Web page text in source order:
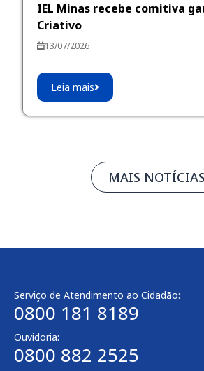
IEL Minas recebe comitiva
Criativo
13/07/2026
Leia mais
MAIS NOTÍCIAS
Serviço de Atendimento ao Cidadão:
0800 181 8189
Ouvidoria:
0800 882 2525